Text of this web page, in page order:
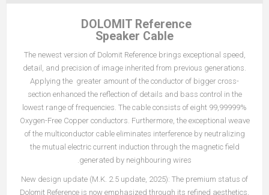
DOLOMIT Reference
Speaker Cable
The newest version of Dolomit Reference brings exceptional speed,
detail, and precision of image inherited from previous generations.
Applying the greater amount of the conductor of bigger cross-
section enhanced the reflection of details and bass control in the
lowest range of frequencies. The cable consists of eight 99,99999%
Oxygen-Free Copper conductors. Furthermore, the exceptional weave
of the multiconductor cable eliminates interference by neutralizing
the mutual electric current induction through the magnetic field
generated by neighbouring wires.
New design update (M.K. 2.5 update, 2025): The premium status of
Dolomit Reference is now emphasized through its refined aesthetics,